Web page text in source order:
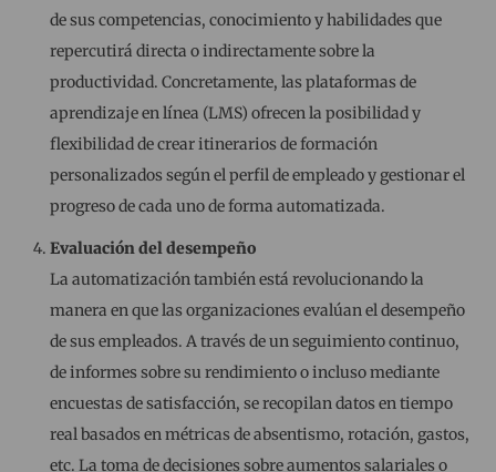
de sus competencias, conocimiento y habilidades que
repercutirá directa o indirectamente sobre la
productividad. Concretamente, las plataformas de
aprendizaje en línea (LMS) ofrecen la posibilidad y
flexibilidad de crear itinerarios de formación
personalizados según el perfil de empleado y gestionar el
progreso de cada uno de forma automatizada.
Evaluación del desempeño
La automatización también está revolucionando la
manera en que las organizaciones evalúan el desempeño
de sus empleados. A través de un seguimiento continuo,
de informes sobre su rendimiento o incluso mediante
encuestas de satisfacción, se recopilan datos en tiempo
real basados en métricas de absentismo, rotación, gastos,
etc. La toma de decisiones sobre aumentos salariales o